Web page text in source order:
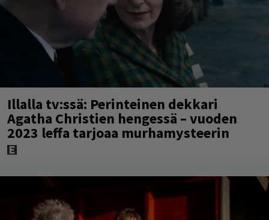
Illalla tv:ssä: Perinteinen dekkari
Agatha Christien hengessä – vuoden
2023 leffa tarjoaa murhamysteerin